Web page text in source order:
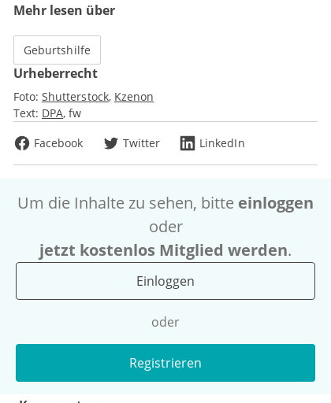
Mehr lesen über
Geburtshilfe
Urheberrecht
Foto: Shutterstock Kzenon
Text: DPA fw
Facebook
Twitter LinkedIn
Um die Inhalte zu sehen, bitte einloggen
oder
jetzt kostenlos Mitglied werden.
Einloggen
oder
Registrieren